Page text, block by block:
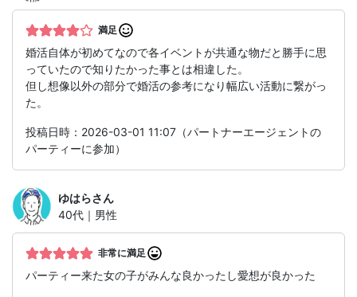
満足
婚活自体が初めてなので各イベントが共通な物だと勝手に思
っていたので知りたかった事とは相違した。
但し想像以外の部分で婚活の参考になり幅広い活動に繋がっ
た。
投稿日時：2026-03-01 11:07（パートナーエージェントの
パーティーに参加）
ゆはらさん
40代｜男性
非常に満足
パーティー来た女の子がみんな良かったし愛想が良かった